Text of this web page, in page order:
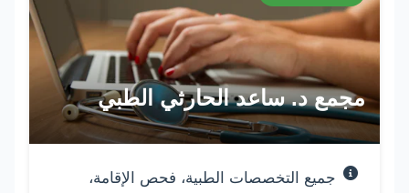
مجمع د. ساعد الحارثي الطبي
جميع التخصصات الطبية، فحص الإقامة،